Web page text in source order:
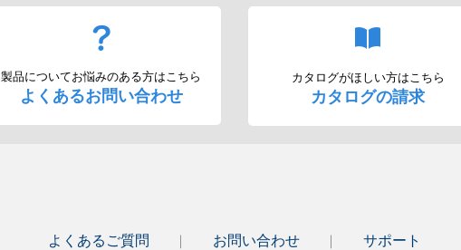
製品についてお悩みのある方はこちら
よくあるお問い合わせ
カタログがほしい方はこちら
カタログの請求
よくあるご質問 お問い合わせ サポート